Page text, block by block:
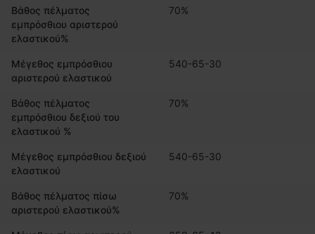
Βάθος πέλματος
εμπρόσθιου αριστερού
ελαστικού%
70%
Μέγεθος εμπρόσθιου
αριστερού ελαστικού
540-65-30
Βάθος πέλματος
εμπρόσθιου δεξιού του
ελαστικού %
70%
Μέγεθος εμπρόσθιου δεξιού
ελαστικού
540-65-30
Βάθος πέλματος πίσω
αριστερού ελαστικού%
70%